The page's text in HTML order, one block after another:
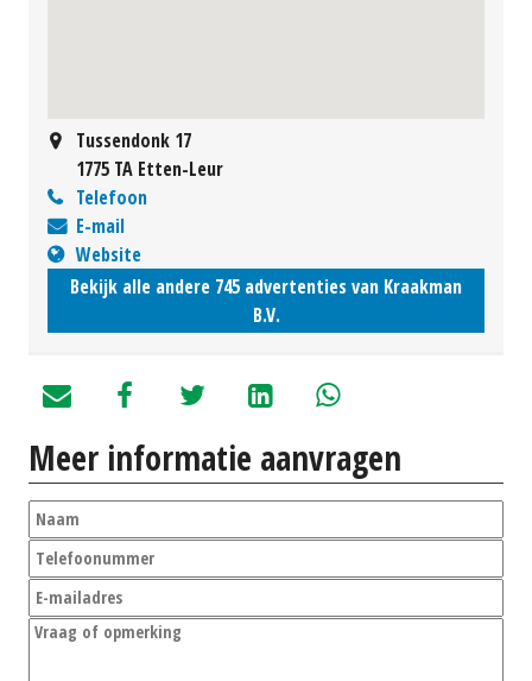
Tussendonk 17
1775 TA Etten-Leur
Telefoon
E-mail
Website
Bekijk alle andere 745 advertenties van Kraakman
B.V.
Meer informatie aanvragen